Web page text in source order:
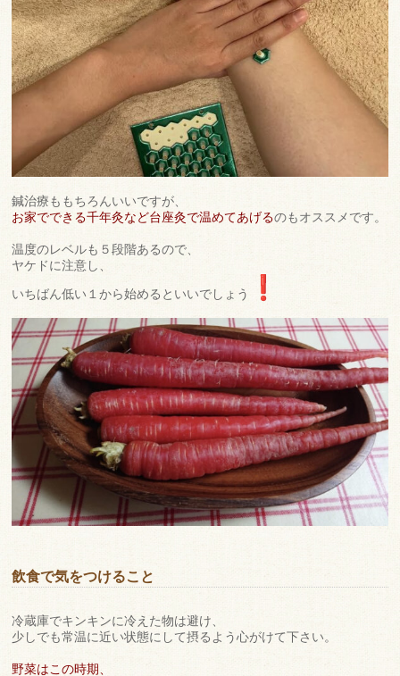
鍼治療ももちろんいいですが、
お家でできる千年灸など台座灸で温めてあげるのもオススメです。
温度のレベルも５段階あるので、
ヤケドに注意し、
いちばん低い１から始めるといいでしょう
飲食で気をつけること
冷蔵庫でキンキンに冷えた物は避け、
少しでも常温に近い状態にして摂るよう心がけて下さい。
野菜はこの時期、